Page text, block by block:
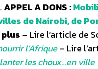
APPEL A DONS :
de Nairobi, de
– Lire l’article de
l’Afrique– Lire
les choux…en ville